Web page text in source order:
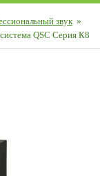
звук »
QSC Серия К8